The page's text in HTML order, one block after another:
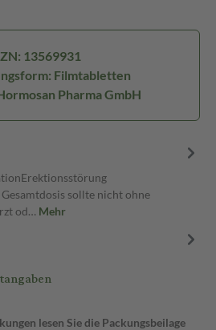
13569931
Filmtabletten
Pharma GmbH
sollte nicht ohne
od… Mehr
lesen Sie die Packungsbeilage